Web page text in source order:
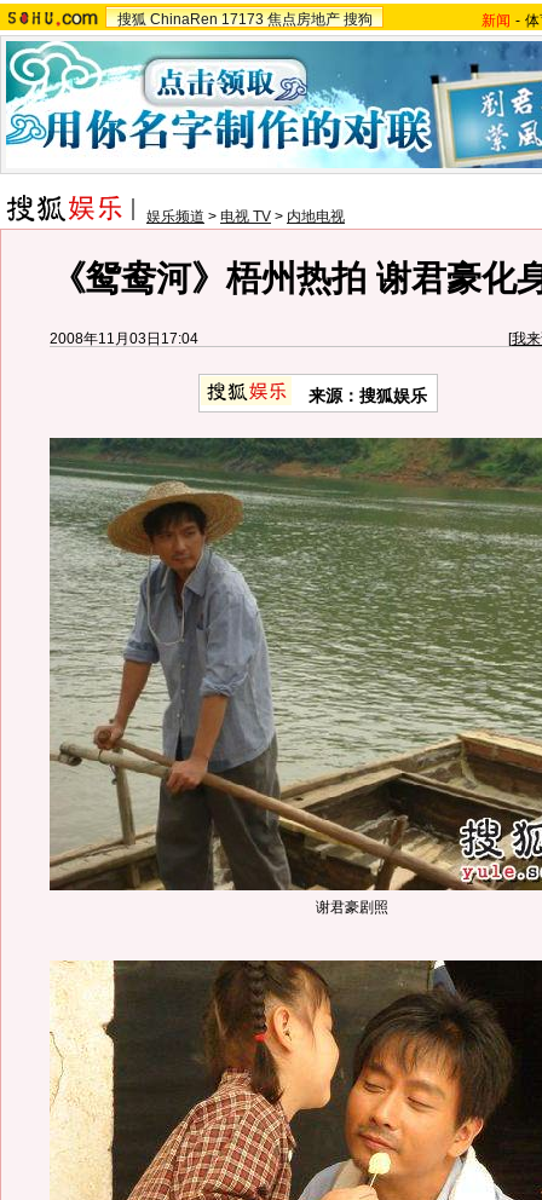
搜狐 ChinaRen 17173 焦点房地产 搜狗 新闻 -
娱乐频道 > 电视 TV > 内地电视
《鸳鸯河》梧州热拍 谢君豪化
2008年11月03日17:04 [我
来源：搜狐娱乐
谢君豪剧照